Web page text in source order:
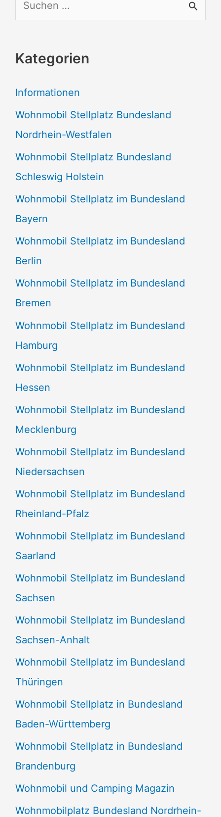
u
h
n
n
a
c
h
:
Kategorien
Informationen
Wohnmobil Stellplatz Bundesland
Nordrhein-Westfalen
Wohnmobil Stellplatz Bundesland
Schleswig Holstein
Wohnmobil Stellplatz im Bundesland
Bayern
Wohnmobil Stellplatz im Bundesland
Berlin
Wohnmobil Stellplatz im Bundesland
Bremen
Wohnmobil Stellplatz im Bundesland
Hamburg
Wohnmobil Stellplatz im Bundesland
Hessen
Wohnmobil Stellplatz im Bundesland
Mecklenburg
Wohnmobil Stellplatz im Bundesland
Niedersachsen
Wohnmobil Stellplatz im Bundesland
Rheinland-Pfalz
Wohnmobil Stellplatz im Bundesland
Saarland
Wohnmobil Stellplatz im Bundesland
Sachsen
Wohnmobil Stellplatz im Bundesland
Sachsen-Anhalt
Wohnmobil Stellplatz im Bundesland
Thüringen
Wohnmobil Stellplatz in Bundesland
Baden-Württemberg
Wohnmobil Stellplatz in Bundesland
Brandenburg
Wohnmobil und Camping Magazin
Wohnmobilplatz Bundesland Nordrhein-